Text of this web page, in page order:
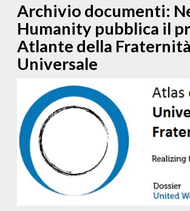
Archivio documenti:
Humanity pubblica il
Atlante della Fraternità
Universale